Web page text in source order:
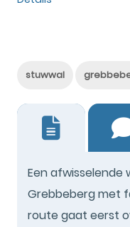
stuwwal
Een afwisselende
Grebbeberg met
route gaat eerst